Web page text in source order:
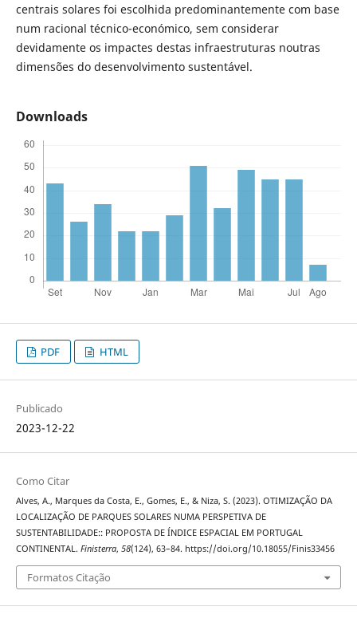
centrais solares foi escolhida predominantemente com base
num racional técnico-económico, sem considerar
devidamente os impactes destas infraestruturas noutras
dimensões do desenvolvimento sustentável.
Downloads
PDF HTML
Publicado
2023-12-22
Como Citar
Alves, A., Marques da Costa, E., Gomes, E., & Niza, S. (2023). OTIMIZAÇÃO DA
LOCALIZAÇÃO DE PARQUES SOLARES NUMA PERSPETIVA DE
SUSTENTABILIDADE:: PROPOSTA DE ÍNDICE ESPACIAL EM PORTUGAL
CONTINENTAL. Finisterra, 58(124), 63–84. https://doi.org/10.18055/Finis33456
Formatos Citação